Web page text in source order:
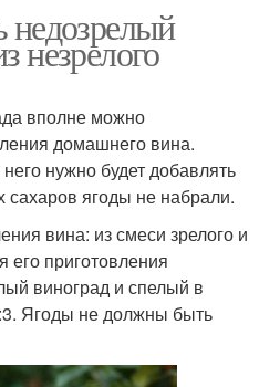
недозрелый
незрелого
вполне можно
домашнего вина.
нужно будет добавлять
сахаров ягоды не набрали.
вина: из смеси зрелого и
его приготовления
виноград и спелый в
Ягоды не должны быть